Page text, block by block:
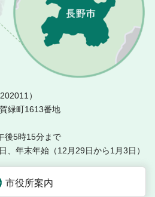
）
緑町1613番地
後5時15分まで
、年末年始（12月29日から1月3日）
市役所案内